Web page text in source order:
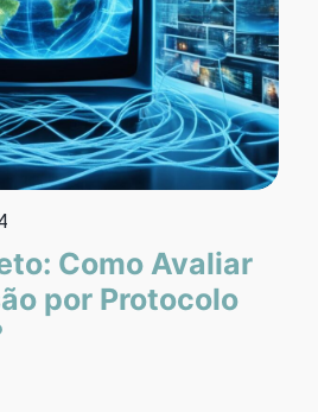
Como Avaliar
por Protocolo